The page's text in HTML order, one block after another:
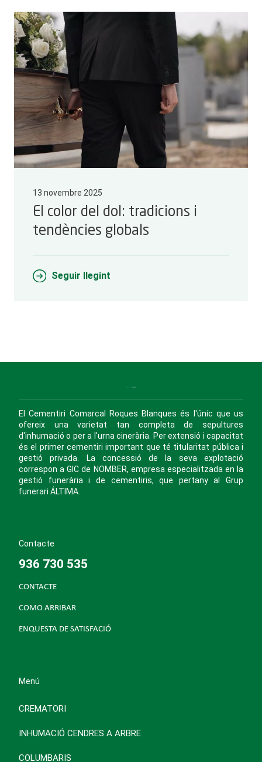
13 novembre 2025
El color del dol: tradicions i
tendències globals
Seguir llegint
El Cementiri Comarcal Roques Blanques és l'únic que us
ofereix una varietat tan completa de sepultures
d'inhumació o per a l'urna cinerària. Per extensió i capacitat
és el primer cementiri important que té titularitat pública i
gestió privada. La concessió de la seva explotació
correspon a GIC de NOMBER, empresa especialitzada en la
gestió funerària i de cementiris, que pertany al Grup
funerari ÁLTIMA.
Contacte
936 730 535
CONTACTE
COMO ARRIBAR
ENQUESTA DE SATISFACIÓ
Menú
CREMATORI
INHUMACIÓ CENDRES A ARBRE
COLUMBARIS